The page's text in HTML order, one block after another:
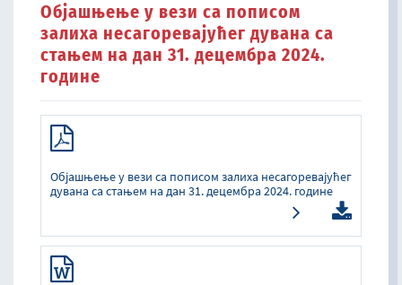
Објашњење у вези са пописом
залиха несагоревајућег дувана са
стањем на дан 31. децембра 2024.
године
Објашњење у вези са пописом залиха несагоревајућег
дувана са стањем на дан 31. децембра 2024. године